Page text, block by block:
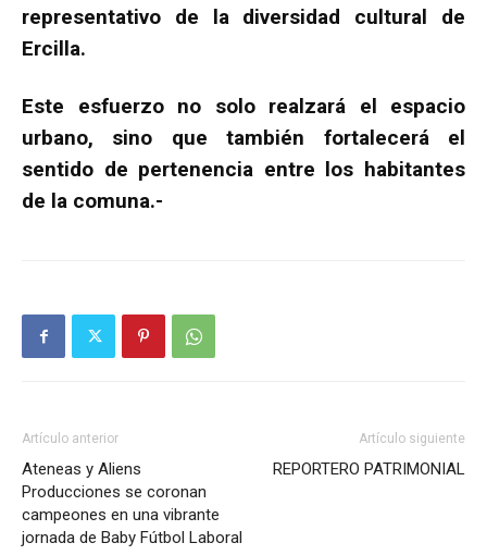
representativo de la diversidad cultural de
Ercilla.
Este esfuerzo no solo realzará el espacio
urbano, sino que también fortalecerá el
sentido de pertenencia entre los habitantes
de la comuna.-
Artículo anterior
Ateneas y Aliens
Producciones se coronan
campeones en una vibrante
jornada de Baby Fútbol Laboral
Artículo siguiente
REPORTERO PATRIMONIAL